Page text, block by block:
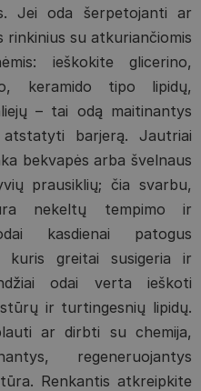
Jei oda šerpetojanti ar
su atkuriančiomis
ieškokite glicerino,
keramido tipo lipidų,
– tai odą maitinantys
barjerą. Jautriai
bekvapės arba švelnaus
prausiklių; čia svarbu,
nekeltų tempimo ir
kasdienai patogus
kuris greitai susigeria ir
odai verta ieškoti
ir turtingesnių lipidų.
ar dirbti su chemija,
regeneruojantys
Renkantis atkreipkite